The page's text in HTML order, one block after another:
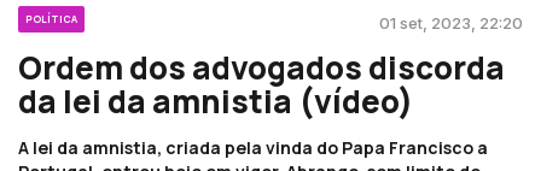
POLÍTICA 01 set, 2023, 22:20
Ordem dos advogados discorda
da lei da amnistia (vídeo)
A lei da amnistia, criada pela vinda do Papa Francisco a